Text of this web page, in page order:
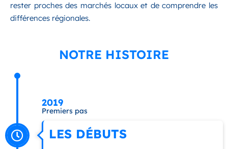
rester proches des marchés locaux et de comprendre les
différences régionales.
NOTRE HISTOIRE
2019
Premiers pas
LES DÉBUTS